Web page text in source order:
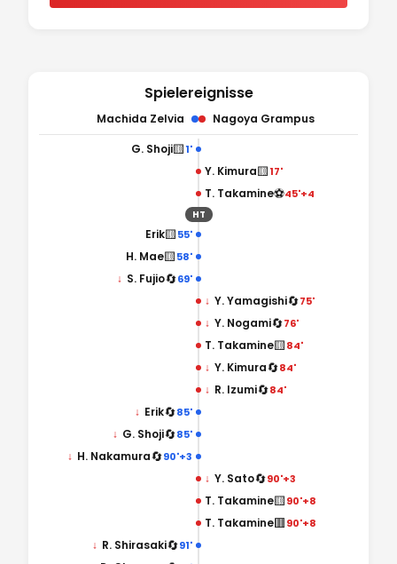
Spielereignisse
Machida Zelvia Nagoya Grampus
1'
🟨
G. Shoji
Y. Kimura🟨17'
T. Takamine⚽45'+4
HT
55'
🟨
Erik
58'
🟨
H. Mae
69'
🔄
↓ S. Fujio
↓ Y. Yamagishi🔄75'
↓ Y. Nogami🔄76'
T. Takamine🟨84'
↓ Y. Kimura🔄84'
↓ R. Izumi🔄84'
85'
🔄
↓ Erik
85'
🔄
↓ G. Shoji
90'+3
🔄
↓ H. Nakamura
↓ Y. Sato🔄90'+3
T. Takamine🟨90'+8
T. Takamine🟥90'+8
91'
🔄
↓ R. Shirasaki